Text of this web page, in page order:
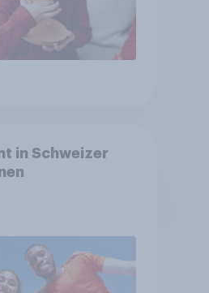
in Schweizer